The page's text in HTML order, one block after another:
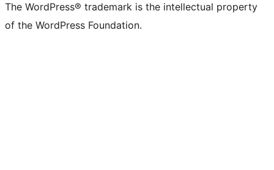
The WordPress® trademark is the intellectual property
of the WordPress Foundation.